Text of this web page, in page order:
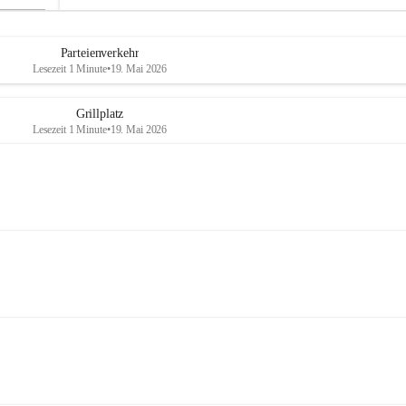
Parteienverkehr
Lesezeit 1 Minute•19. Mai 2026
Grillplatz
Lesezeit 1 Minute•19. Mai 2026